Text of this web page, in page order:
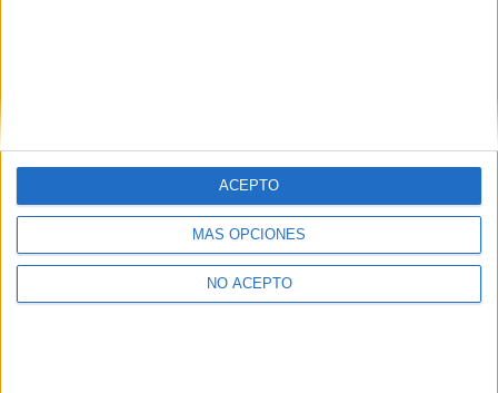
MÁS OPCIONES
NO ACEPTO
ACEPTO